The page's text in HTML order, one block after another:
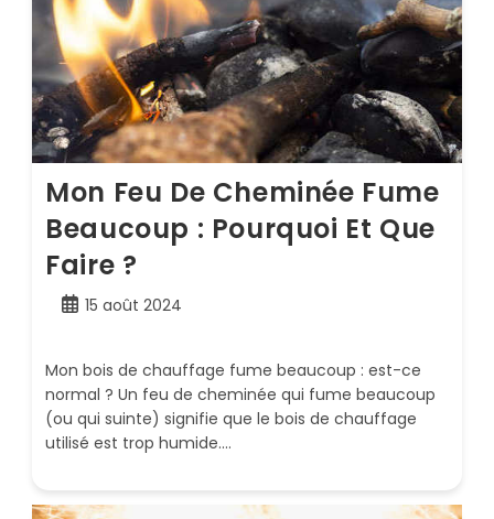
Mon Feu De Cheminée Fume
Beaucoup : Pourquoi Et Que
Faire ?
Publication
15 août 2024
Mon bois de chauffage fume beaucoup : est-ce
normal ? Un feu de cheminée qui fume beaucoup
(ou qui suinte) signifie que le bois de chauffage
utilisé est trop humide.…